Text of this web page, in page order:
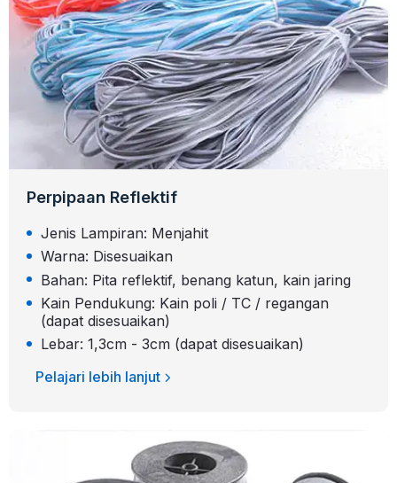
Perpipaan Reflektif
Jenis Lampiran: Menjahit
Warna: Disesuaikan
Bahan: Pita reflektif, benang katun, kain jaring
Kain Pendukung: Kain poli / TC / regangan
(dapat disesuaikan)
Lebar: 1,3cm - 3cm (dapat disesuaikan)
Pelajari lebih lanjut